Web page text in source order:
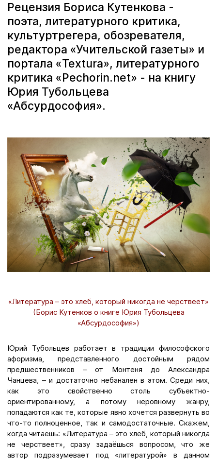
Рецензия Бориса Кутенкова -
поэта, литературного критика,
культуртрегера, обозревателя,
редактора «Учительской газеты» и
портала «Textura», литературного
критика «Pechorin.net» - на книгу
Юрия Тубольцева
«Абсурдософия».
«Литература – это хлеб, который никогда не черствеет»
(Борис Кутенков о книге Юрия Тубольцева
«Абсурдософия»)
Юрий Тубольцев работает в традиции философского
афоризма, представленного достойным рядом
предшественников – от Монтеня до Александра
Чанцева, – и достаточно небанален в этом. Среди них,
как это свойственно столь субъектно-
ориентированному, а потому неровному жанру,
попадаются как те, которые явно хочется развернуть во
что-то полноценное, так и самодостаточные. Скажем,
когда читаешь: «Литература – это хлеб, который никогда
не черствеет», сразу задаёшься вопросом, что же
автор подразумевает под «литературой» в данном